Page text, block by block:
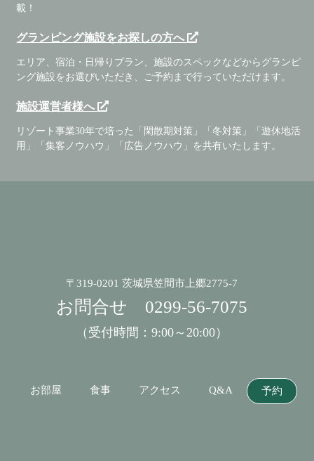
載！
グランピング施設をお探しの方へ
エリア、宿泊・日帰りプラン、施設のスペックなどからグランピ
ング施設をお選びいただき、ご予約まで行っていただけます。
施設運営者様へ
リゾート事業30年で培った「閑散期対策」「冬対策」「遊休地活
用」「集客ノウハウ」「広告ノウハウ」を共有いたします。
〒319-0201 茨城県笠間市上郷2775-7
お問合せ 0299-56-7075
（受付時間：9:00～20:00）
お部屋 食事 アクセス Q&A 予約